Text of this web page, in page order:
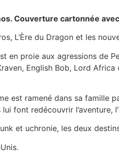
Couverture cartonnée
L’Ère du Dragon et les
en proie aux agressions
English Bob, Lord
est ramené dans sa famille
font redécouvrir l’aventure,
et uchronie, les deux